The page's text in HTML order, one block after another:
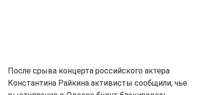
После срыва концерта российского актера
Константина Райкина активисты сообщили, чье